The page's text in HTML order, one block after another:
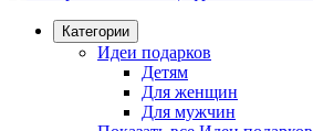
Категории
Идеи подарков
Детям
Для женщин
Для мужчин